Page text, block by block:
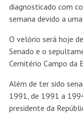
diagnosticado com
semana devido a
O velório será hoje
Senado e o
Cemitério Campo da
Além de ter sido
1991, de 1991 a
presidente da